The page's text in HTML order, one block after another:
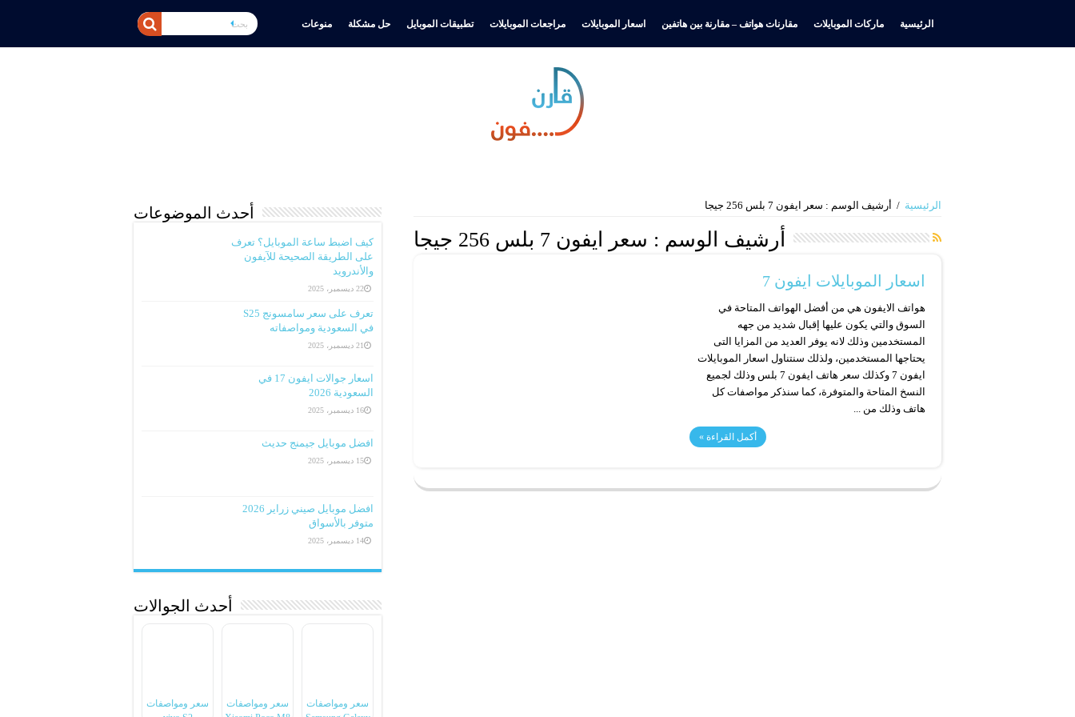
الرئيسية ماركات الموبايلات مقارنات هواتف – مقارنة بين هاتفين اسعار الموبايلات مراجعات الموبايلات تطبيقات الموبايل حل مشكلة منوعات
الرئيسية / أرشيف الوسم : سعر ايفون 7 بلس 256 جيجا
أرشيف الوسم : سعر ايفون 7 بلس 256 جيجا
اسعار الموبايلات ايفون 7
هواتف الايفون هي من أفضل الهواتف المتاحة في
السوق والتي يكون عليها إقبال شديد من جهه
المستخدمين وذلك لانه يوفر العديد من المزايا التى
يحتاجها المستخدمين، ولذلك سنتناول اسعار الموبايلات
ايفون 7 وكذلك سعر هاتف ايفون 7 بلس وذلك لجميع
النسخ المتاحة والمتوفرة، كما سنذكر مواصفات كل
هاتف وذلك من ...
أكمل القراءة »
أحدث الموضوعات
كيف اضبط ساعة الموبايل؟ تعرف
على الطريقة الصحيحة للآيفون
والأندرويد
22 ديسمبر، 2025
تعرف على سعر سامسونج S25
في السعودية ومواصفاته
21 ديسمبر، 2025
اسعار جوالات ايفون 17 في
السعودية 2026
16 ديسمبر، 2025
افضل موبايل جيمنج حديث
15 ديسمبر، 2025
افضل موبايل صيني زراير 2026
متوفر بالأسواق
14 ديسمبر، 2025
أحدث الجوالات
سعر ومواصفات
سعر ومواصفات
سعر ومواصفات